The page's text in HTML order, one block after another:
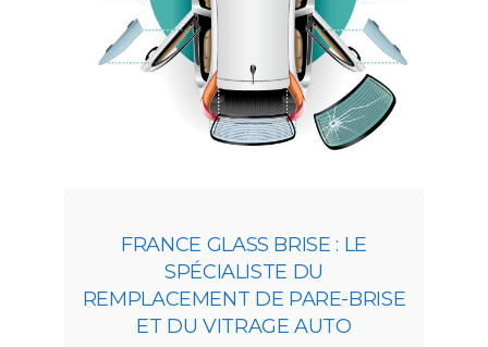
FRANCE GLASS BRISE : LE
SPÉCIALISTE DU
REMPLACEMENT DE PARE-BRISE
ET DU VITRAGE AUTO